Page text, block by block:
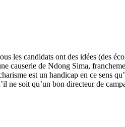
les candidats ont des idées (des
causerie de Ndong Sima,
est un handicap en ce sens
ne soit qu’un bon directeur de